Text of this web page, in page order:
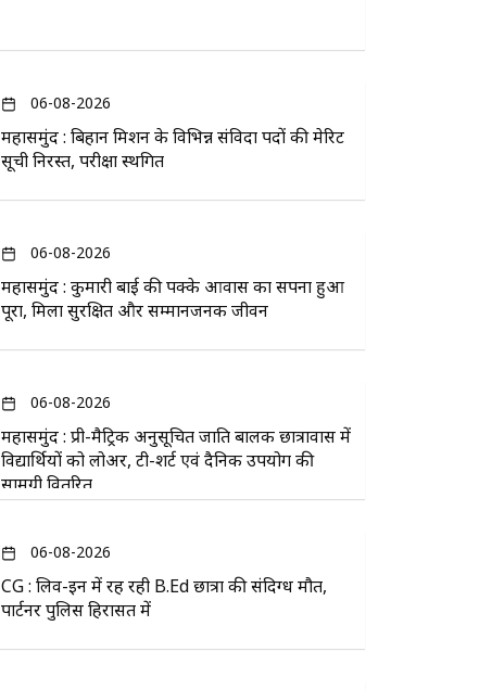
06-08-2026
महासमुंद : बिहान मिशन के विभिन्न संविदा पदों की मेरिट
सूची निरस्त, परीक्षा स्थगित
06-08-2026
महासमुंद : कुमारी बाई की पक्के आवास का सपना हुआ
पूरा, मिला सुरक्षित और सम्मानजनक जीवन
06-08-2026
महासमुंद : प्री-मैट्रिक अनुसूचित जाति बालक छात्रावास में
विद्यार्थियों को लोअर, टी-शर्ट एवं दैनिक उपयोग की
सामग्री वितरित
06-08-2026
CG : लिव-इन में रह रही B.Ed छात्रा की संदिग्ध मौत,
पार्टनर पुलिस हिरासत में